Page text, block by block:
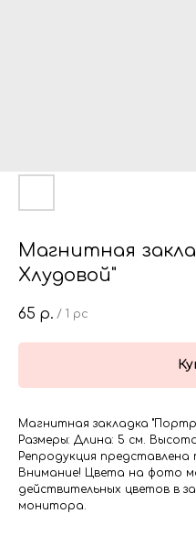
Магнитная
Хлудовой"
65 р. / 1 pc
Магнитная закладка
Размеры: Длина: 5 см.
Репродукция
Внимание! Цвета на фото
действительных цветов в
монитора.